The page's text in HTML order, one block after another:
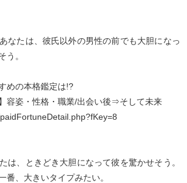
なたは、彼氏以外の男性の前でも大胆になっ
う。
めの本格鑑定は!?
容姿・性格・職業/出会い後⇒そして未来
は、ときどき大胆になって彼を驚かせそう。
番、大きいタイプみたい。